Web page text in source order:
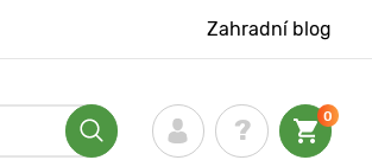
Zahradní blog
0